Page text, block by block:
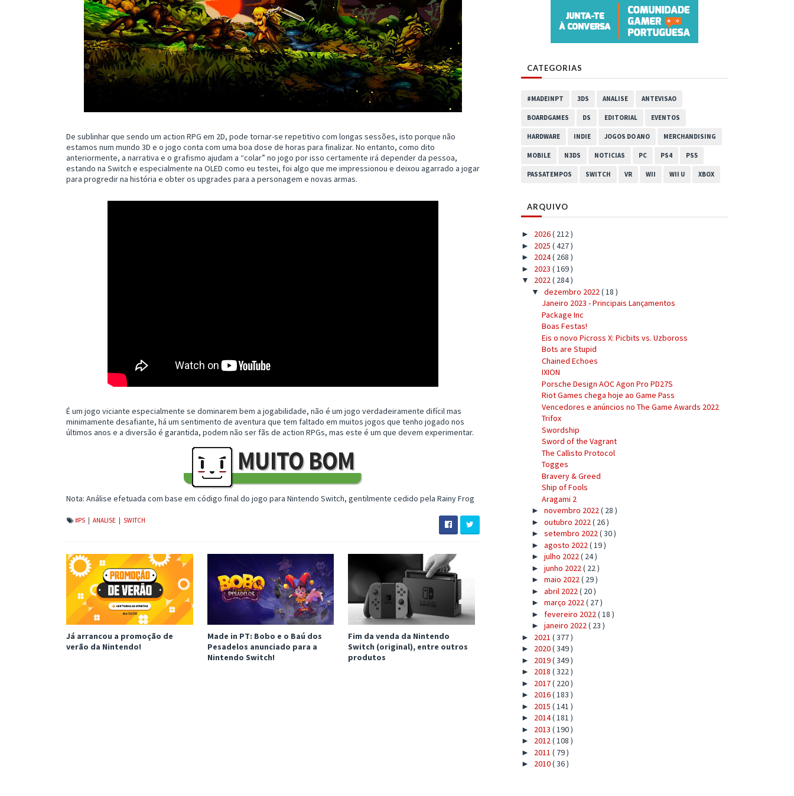
De sublinhar que sendo um action RPG em 2D, pode tornar-se repetitivo com longas sessões, isto porque não
estamos num mundo 3D e o jogo conta com uma boa dose de horas para finalizar. No entanto, como dito
anteriormente, a narrativa e o grafismo ajudam a “colar” no jogo por isso certamente irá depender da pessoa,
estando na Switch e especialmente na OLED como eu testei, foi algo que me impressionou e deixou agarrado a jogar
para progredir na história e obter os upgrades para a personagem e novas armas.
É um jogo viciante especialmente se dominarem bem a jogabilidade, não é um jogo verdadeiramente difícil mas
minimamente desafiante, há um sentimento de aventura que tem faltado em muitos jogos que tenho jogado nos
últimos anos e a diversão é garantida, podem não ser fãs de action RPGs, mas este é um que devem experimentar.
Nota: Análise efetuada com base em código final do jogo para Nintendo Switch, gentilmente cedido pela Rainy Frog
#PS ANALISE SWITCH
Já arrancou a promoção de
verão da Nintendo!
Made in PT: Bobo e o Baú dos
Pesadelos anunciado para a
Nintendo Switch!
Fim da venda da Nintendo
Switch (original), entre outros
produtos
CATEGORIAS
#MADEINPT 3DS ANALISE ANTEVISAO
BOARDGAMES DS EDITORIAL EVENTOS
HARDWARE INDIE JOGOS DO ANO MERCHANDISING
MOBILE N3DS NOTICIAS PC PS4 PS5
PASSATEMPOS SWITCH VR WII WII U XBOX
ARQUIVO
► 2026( 212 )
► 2025 ( 427 )
► 2024( 268 )
► 2023 ( 169 )
▼ 2022( 284 )
▼ dezembro 2022 ( 18 )
Janeiro 2023 - Principais Lançamentos
Package Inc
Boas Festas!
Eis o novo Picross X: Picbits vs. Uzboross
Bots are Stupid
Chained Echoes
IXION
Porsche Design AOC Agon Pro PD27S
Riot Games chega hoje ao Game Pass
Vencedores e anúncios no The Game Awards 2022
Trifox
Swordship
Sword of the Vagrant
The Callisto Protocol
Togges
Bravery & Greed
Ship of Fools
Aragami 2
► novembro 2022( 28 )
► outubro 2022 ( 26 )
► setembro 2022( 30 )
► agosto 2022 ( 19 )
► julho 2022( 24 )
► junho 2022 ( 22 )
► maio 2022( 29 )
► abril 2022 ( 20 )
► março 2022( 27 )
► fevereiro 2022 ( 18 )
► janeiro 2022( 23 )
► 2021 ( 377 )
► 2020( 349 )
► 2019( 349 )
► 2018 ( 322 )
► 2017( 220 )
► 2016( 183 )
► 2015 ( 141 )
► 2014( 181 )
► 2013 ( 190 )
► 2012( 108 )
► 2011 ( 79 )
► 2010( 36 )